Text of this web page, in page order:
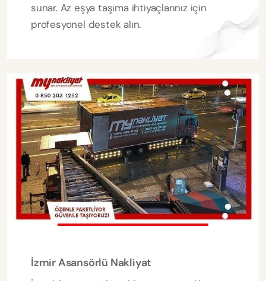
sunar. Az eşya taşıma ihtiyaçlarınız için
profesyonel destek alın.
İzmir Asansörlü Nakliyat